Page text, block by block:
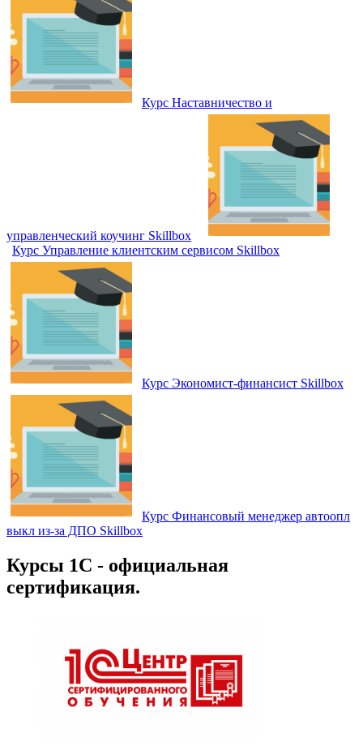
Курс Наставничество и
управленческий коучинг Skillbox
Курс Управление клиентским сервисом Skillbox
Курс Экономист-финансист Skillbox
Курс Финансовый менеджер автоопл
выкл из-за ДПО Skillbox
Курсы 1С - официальная
сертификация.